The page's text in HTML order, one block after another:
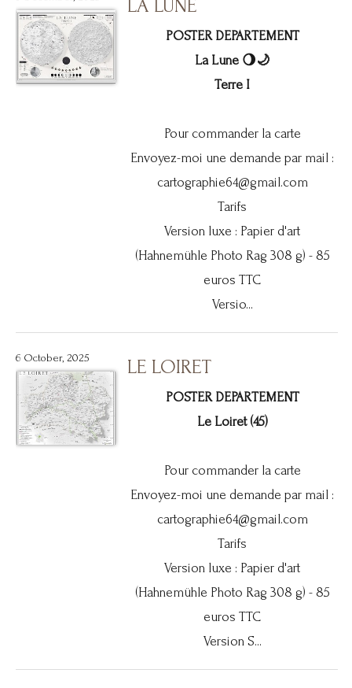
LA LUNE
POSTER DEPARTEMENT
La Lune 🌖🌙
Terre I
Pour commander la carte
Envoyez-moi une demande par mail :
cartographie64@gmail.com
Tarifs
Version luxe : Papier d'art
(Hahnemühle Photo Rag 308 g) - 85
euros TTC
Versio...
6 October, 2025 LE LOIRET
POSTER DEPARTEMENT
Le Loiret (45)
Pour commander la carte
Envoyez-moi une demande par mail :
cartographie64@gmail.com
Tarifs
Version luxe : Papier d'art
(Hahnemühle Photo Rag 308 g) - 85
euros TTC
Version S...